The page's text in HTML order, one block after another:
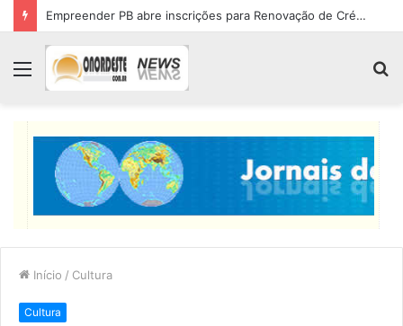
Empreender PB abre inscrições para Renovação de Crédito
Menu
Início / Cultura
Cultura